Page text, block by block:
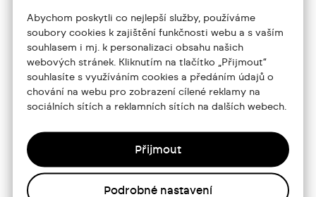
Abychom poskytli co nejlepší služby, používáme
soubory cookies k zajištění funkčnosti webu a s vaším
souhlasem i mj. k personalizaci obsahu našich
webových stránek. Kliknutím na tlačítko „Přijmout“
souhlasíte s využíváním cookies a předáním údajů o
chování na webu pro zobrazení cílené reklamy na
sociálních sítích a reklamních sítích na dalších webech.
Přijmout
Podrobné nastavení
Portfolio
O mně
Služby
Blog
Kontakt
jtdesign@joseftrakal.cz